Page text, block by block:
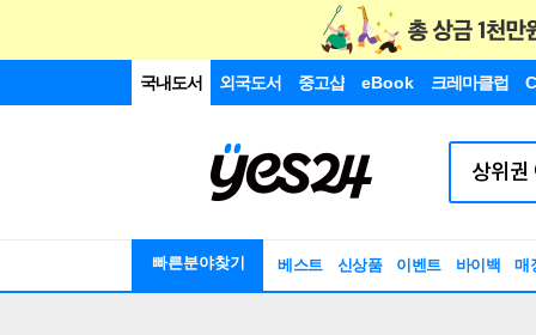
국내도서 외국도서 중고샵 eBook 크레마클럽
빠른분야찾기 베스트 신상품 이벤트 바이백 매